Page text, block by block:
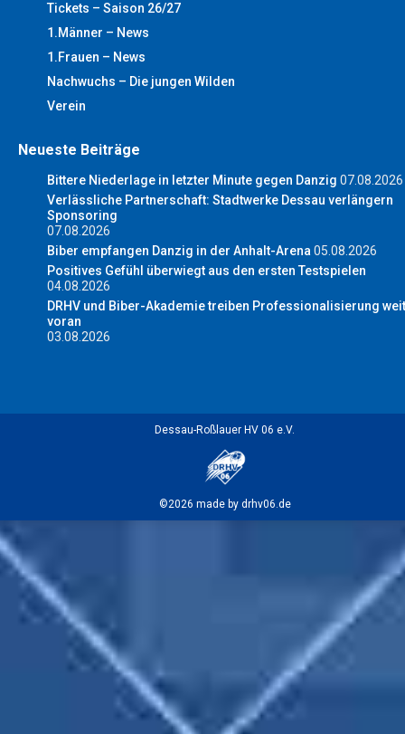
Tickets – Saison 26/27
1.Männer – News
1.Frauen – News
Nachwuchs – Die jungen Wilden
Verein
Neueste Beiträge
Bittere Niederlage in letzter Minute gegen Danzig 07.08.2026
Verlässliche Partnerschaft: Stadtwerke Dessau verlängern
Sponsoring
07.08.2026
Biber empfangen Danzig in der Anhalt-Arena 05.08.2026
Positives Gefühl überwiegt aus den ersten Testspielen
04.08.2026
DRHV und Biber-Akademie treiben Professionalisierung
voran
03.08.2026
Dessau-Roßlauer HV 06 e.V.
©2026 made by drhv06.de